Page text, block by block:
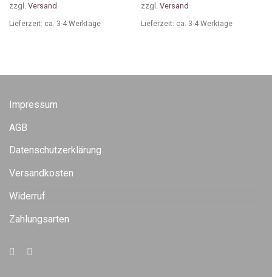
zzgl. Versand
Lieferzeit: ca. 3-4 Werktage
zzgl. Versand
Lieferzeit: ca. 3-4 Werktage
Impressum
AGB
Datenschutzerklärung
Versandkosten
Widerruf
Zahlungsarten